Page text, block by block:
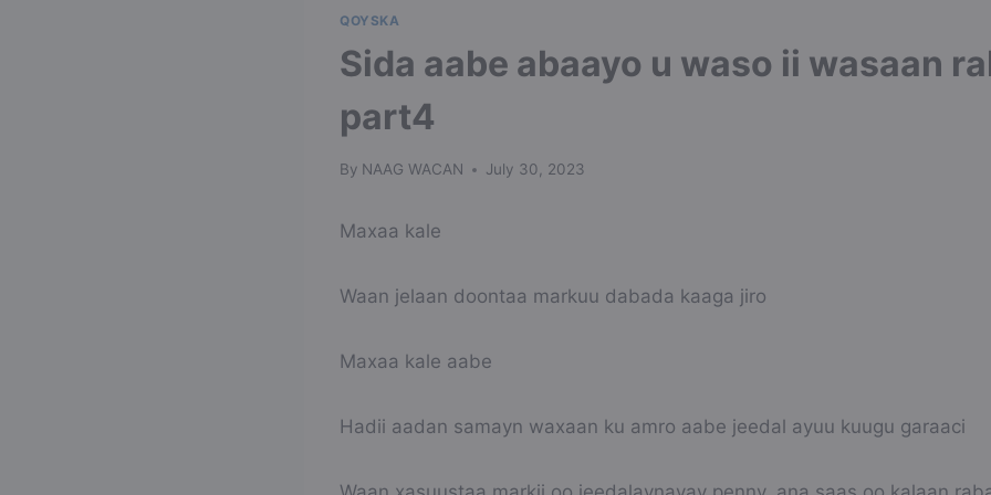
QOYSKA
Sida aabe abaayo u waso ii wasaan
part4
By NAAG WACAN July 30, 2023
Maxaa kale
Waan jelaan doontaa markuu dabada kaaga jiro
Maxaa kale aabe
Hadii aadan samayn waxaan ku amro aabe jeedal ayuu kuugu garaaci